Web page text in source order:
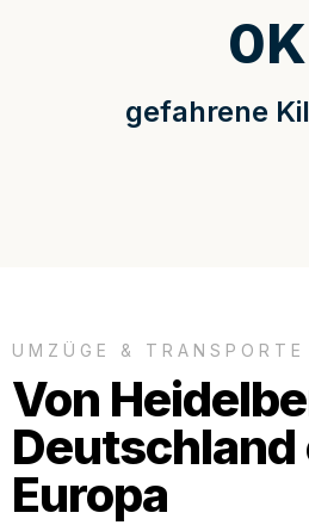
gefahrene
0K
UMZÜGE & TRANSPORTE
Von
Deutschland
Europa